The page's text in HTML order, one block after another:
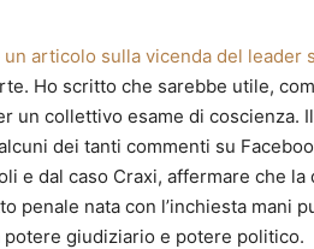
un articolo sulla vicenda del leader
Ho scritto che sarebbe utile,
un collettivo esame di coscienza.
dei tanti commenti su
e dal caso Craxi, affermare che la
penale nata con l’inchiesta mani
giudiziario e potere politico.